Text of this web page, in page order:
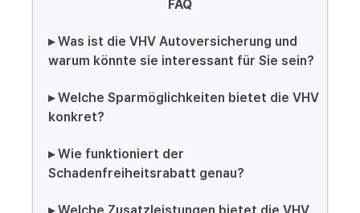
FAQ
▸ Was ist die VHV Autoversicherung und
warum könnte sie interessant für Sie sein?
▸ Welche Sparmöglichkeiten bietet die VHV
konkret?
▸ Wie funktioniert der
Schadenfreiheitsrabatt genau?